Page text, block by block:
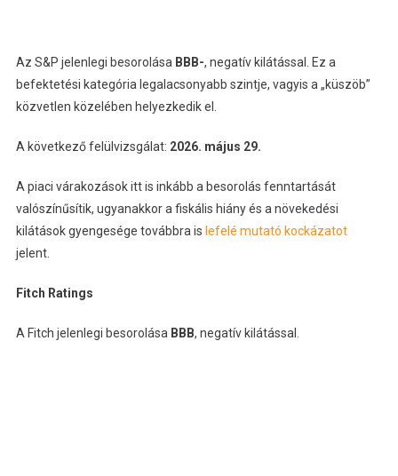
Az S&P jelenlegi besorolása BBB-, negatív kilátással. Ez a
befektetési kategória legalacsonyabb szintje, vagyis a „küszöb”
közvetlen közelében helyezkedik el.
A következő felülvizsgálat: 2026. május 29.
A piaci várakozások itt is inkább a besorolás fenntartását
valószínűsítik, ugyanakkor a fiskális hiány és a növekedési
kilátások gyengesége továbbra is lefelé mutató kockázatot
jelent.
Fitch Ratings
A Fitch jelenlegi besorolása BBB, negatív kilátással.